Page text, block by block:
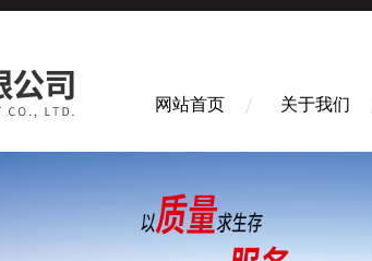
网站首页 关于我们